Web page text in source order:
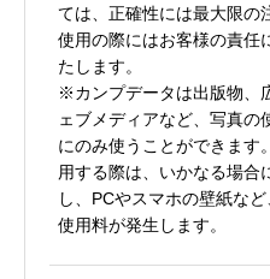
ては、正確性には最大限の
使用の際にはお客様の責任
たします。
※カンプデータは出版物、
ェブメディアなど、写真の
にのみ使うことができます
用する際は、いかなる場合
し、PCやスマホの壁紙な
使用料が発生します。